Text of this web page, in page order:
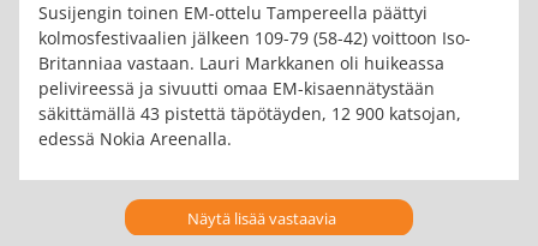
Susijengin toinen EM-ottelu Tampereella päättyi
kolmosfestivaalien jälkeen 109-79 (58-42) voittoon Iso-
Britanniaa vastaan. Lauri Markkanen oli huikeassa
pelivireessä ja sivuutti omaa EM-kisaennätystään
säkittämällä 43 pistettä täpötäyden, 12 900 katsojan,
edessä Nokia Areenalla.
Näytä lisää vastaavia